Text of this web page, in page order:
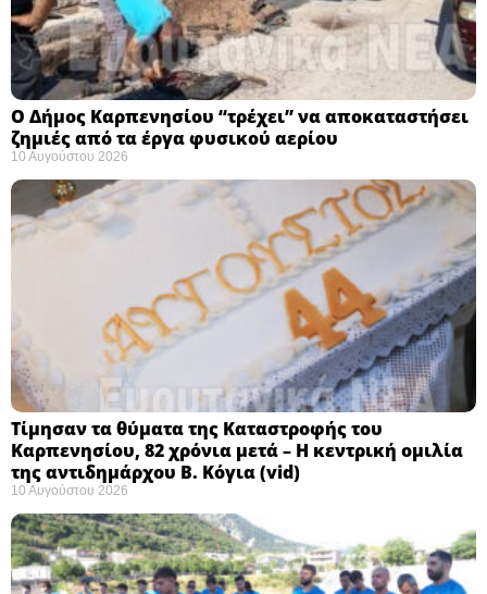
Ο Δήμος Καρπενησίου “τρέχει” να αποκαταστήσει
ζημιές από τα έργα φυσικού αερίου
10 Αυγούστου 2026
Τίμησαν τα θύματα της Καταστροφής του
Καρπενησίου, 82 χρόνια μετά – Η κεντρική ομιλία
της αντιδημάρχου Β. Κόγια (vid)
10 Αυγούστου 2026